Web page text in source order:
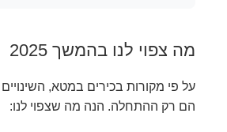
מה צפוי לנו בהמשך 2025
על פי מקורות בכירים במטא,
הם רק ההתחלה. הנה מה שצפוי לנו: